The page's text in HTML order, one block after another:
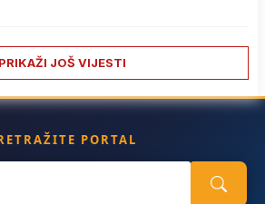
PRIKAŽI JOŠ VIJESTI
PORTAL